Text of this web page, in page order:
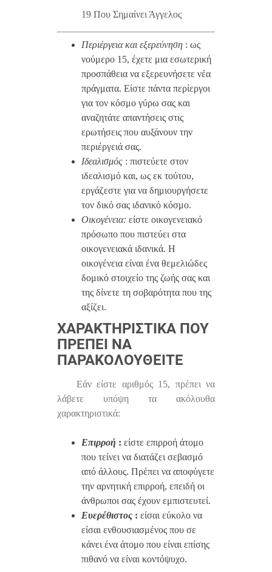
19 Που Σημαίνει Άγγελος
Περιέργεια και εξερεύνηση : ως
νούμερο 15, έχετε μια εσωτερική
προσπάθεια να εξερευνήσετε νέα
πράγματα. Είστε πάντα περίεργοι
για τον κόσμο γύρω σας και
αναζητάτε απαντήσεις στις
ερωτήσεις που αυξάνουν την
περιέργειά σας.
Ιδεαλισμός : πιστεύετε στον
ιδεαλισμό και, ως εκ τούτου,
εργάζεστε για να δημιουργήσετε
τον δικό σας ιδανικό κόσμο.
Οικογένεια: είστε οικογενειακό
πρόσωπο που πιστεύει στα
οικογενειακά ιδανικά. Η
οικογένεια είναι ένα θεμελιώδες
δομικό στοιχείο της ζωής σας και
της δίνετε τη σοβαρότητα που της
αξίζει.
ΧΑΡΑΚΤΗΡΙΣΤΙΚΆ ΠΟΥ
ΠΡΈΠΕΙ ΝΑ
ΠΑΡΑΚΟΛΟΥΘΕΊΤΕ
Εάν είστε αριθμός 15, πρέπει να
λάβετε υπόψη τα ακόλουθα
χαρακτηριστικά:
Επιρροή : είστε επιρροή άτομο
που τείνει να διατάζει σεβασμό
από άλλους. Πρέπει να αποφύγετε
την αρνητική επιρροή, επειδή οι
άνθρωποι σας έχουν εμπιστευτεί.
Ευερέθιστος : είσαι εύκολο να
είσαι ενθουσιασμένος που σε
κάνει ένα άτομο που είναι επίσης
πιθανό να είναι κοντόψυχο.